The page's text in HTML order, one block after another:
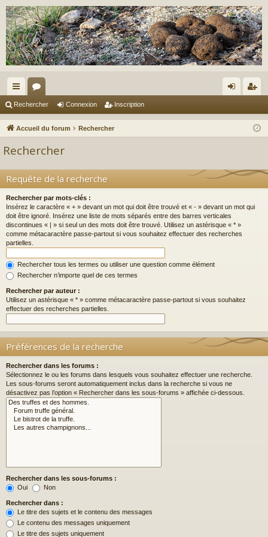
ac
co
s
or
u ne cri
Rechercher Connexion Inscription
Accueil du forum Rechercher
Rechercher
Requête de la recherche
Rechercher par mots-clés :
Insérez le caractère « + » devant un mot qui doit être trouvé et « - » devant un mot qui
doit être ignoré. Insérez une liste de mots séparés entre des barres verticales
discontinues « | » si seul un des mots doit être trouvé. Utilisez un astérisque « * »
comme métacaractère passe-partout si vous souhaitez effectuer des recherches
partielles.
Rechercher tous les termes ou utiliser une question comme élément
Rechercher n’importe quel de ces termes
Rechercher par auteur :
Utilisez un astérisque « * » comme métacaractère passe-partout si vous souhaitez
effectuer des recherches partielles.
Préférences de la recherche
Rechercher dans les forums :
Sélectionnez le ou les forums dans lesquels vous souhaitez effectuer une recherche.
Les sous-forums seront automatiquement inclus dans la recherche si vous ne
désactivez pas l’option « Rechercher dans les sous-forums » affichée ci-dessous.
Rechercher dans les sous-forums :
Oui
Non
Rechercher dans :
Le titre des sujets et le contenu des messages
Le contenu des messages uniquement
Le titre des sujets uniquement